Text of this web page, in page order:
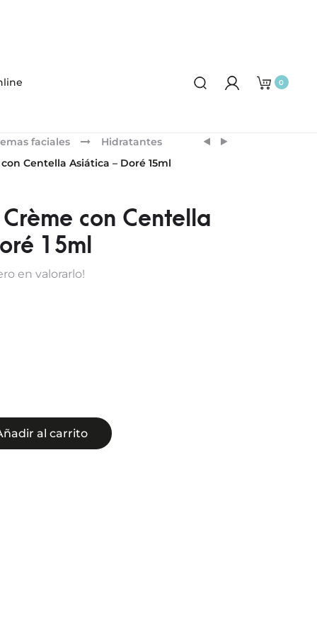
0
Product
ERBORIAN
ASIÁTICA
ERBORIAN
faciales
Hidratantes
Centella Asiática – Doré 15ml
con Centella
15ml
en valorarlo!
al carrito